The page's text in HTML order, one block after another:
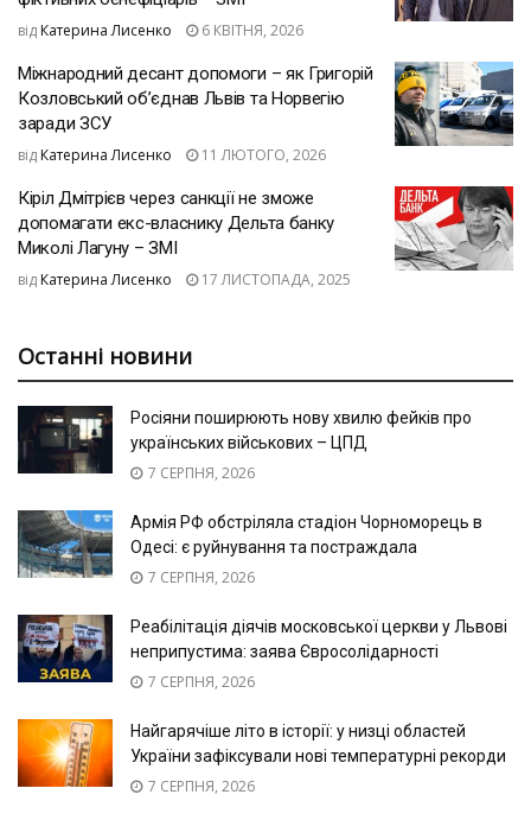
від Катерина Лисенко 6 КВІТНЯ, 2026
Міжнародний десант допомоги – як Григорій
Козловський об’єднав Львів та Норвегію
заради ЗСУ
від Катерина Лисенко 11 ЛЮТОГО, 2026
Кіріл Дмітрієв через санкції не зможе
допомагати екс-власнику Дельта банку
Миколі Лагуну – ЗМІ
від Катерина Лисенко 17 ЛИСТОПАДА, 2025
Останні новини
Росіяни поширюють нову хвилю фейків про
українських військових – ЦПД
7 СЕРПНЯ, 2026
Армія РФ обстріляла стадіон Чорноморець в
Одесі: є руйнування та постраждала
7 СЕРПНЯ, 2026
Реабілітація діячів московської церкви у Львові
неприпустима: заява Євросолідарності
7 СЕРПНЯ, 2026
Найгарячіше літо в історії: у низці областей
України зафіксували нові температурні рекорди
7 СЕРПНЯ, 2026